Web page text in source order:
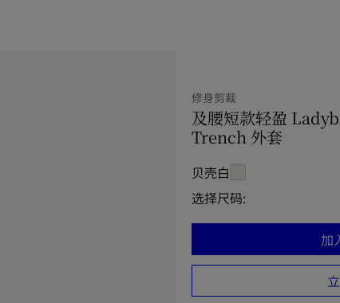
修身剪裁
及腰短款轻盈
Trench 外套 价格
贝壳白
选择尺码:
加